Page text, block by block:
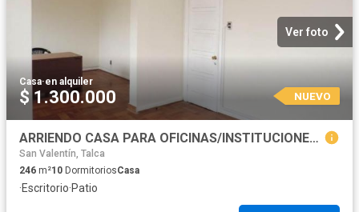
Ver foto
Casa·en alquiler
$ 1.300.000 NUEVO
ARRIENDO CASA PARA OFICINAS/INSTITUCIONES 2 PONIENTE, 2 Y 3 SUR
San Valentín, Talca
246 m²10 DormitoriosCasa
·Escritorio·Patio